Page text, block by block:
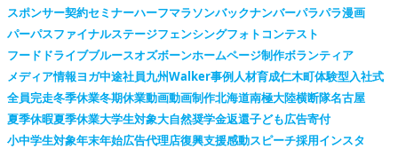
スポンサー契約セミナーハーフマラソンバックナンバーパラパラ漫画
パーパスファイナルステージフェンシングフォトコンテスト
フードドライブブルースオズボーンホームページ制作ボランティア
メディア情報ヨガ中途社員九州Walker事例人材育成仁木町体験型入社式
全員完走冬季休業冬期休業動画動画制作北海道南極大陸横断隊名古屋
夏季休暇夏季休業大学生対象大自然奨学金返還子ども広告寄付
小中学生対象年末年始広告代理店復興支援感動スピーチ採用インスタ